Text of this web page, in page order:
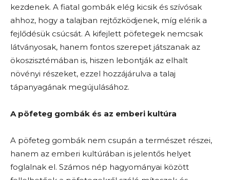
kezdenek. A fiatal gombák elég kicsik és szívósak
ahhoz, hogy a talajban rejtőzködjenek, míg elérik a
fejlődésük csúcsát. A kifejlett pöfetegek nemcsak
látványosak, hanem fontos szerepet játszanak az
ökoszisztémában is, hiszen lebontják az elhalt
növényi részeket, ezzel hozzájárulva a talaj
tápanyagának megújulásához.
A pöfeteg gombák és az emberi kultúra
A pöfeteg gombák nem csupán a természet részei,
hanem az emberi kultúrában is jelentős helyet
foglalnak el. Számos nép hagyományai között